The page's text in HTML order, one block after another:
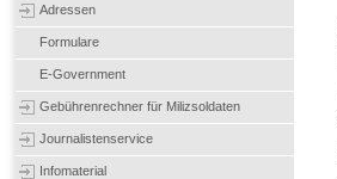
Adressen
Formulare
E-Government
Gebührenrechner für Milizsoldaten
Journalistenservice
Infomaterial